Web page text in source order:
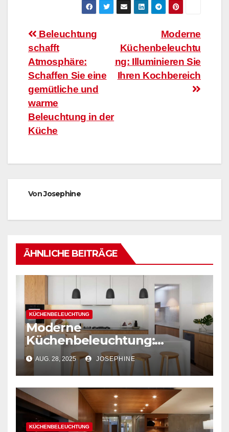
BeitragsnavigationModerne
Küchenbeleuchtu
ng: Illuminieren Sie
Ihren Kochbereich
Beleuchtung
schafft
Atmosphäre:
Schaffen Sie eine
gemütliche und
warme
Beleuchtung in der
Küche
VonJosephine
ÄHNLICHE BEITRÄGE
KÜCHENBELEUCHTUNG
Moderne
Küchenbeleuchtung:
Wichtige Elemente für die
Atmosphäre und
Funktionalität
AUG. 28, 2025 JOSEPHINE
KÜCHENBELEUCHTUNG